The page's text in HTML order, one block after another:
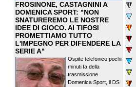
FROSINONE, CASTAGNINI A
DOMENICA SPORT: "NON
SNATUREREMO LE NOSTRE
IDEE DI GIOCO. AI TIFOSI
PROMETTIAMO TUTTO
L'IMPEGNO PER DIFENDERE LA
SERIE A"
Ospite telefonico pochi
minuti fa della
trasmissione
Domenica Sport, il DS